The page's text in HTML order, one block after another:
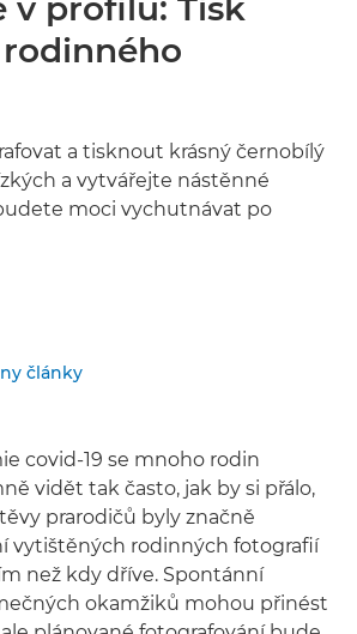
v profilu: Tisk
a tisknout krásný černobílý
a vytvářejte nástěnné
moci vychutnávat po
články
covid-19 se mnoho rodin
vidět tak často, jak by si přálo,
prarodičů byly značně
vytištěných rodinných fotografií
než kdy dříve. Spontánní
okamžiků mohou přinést